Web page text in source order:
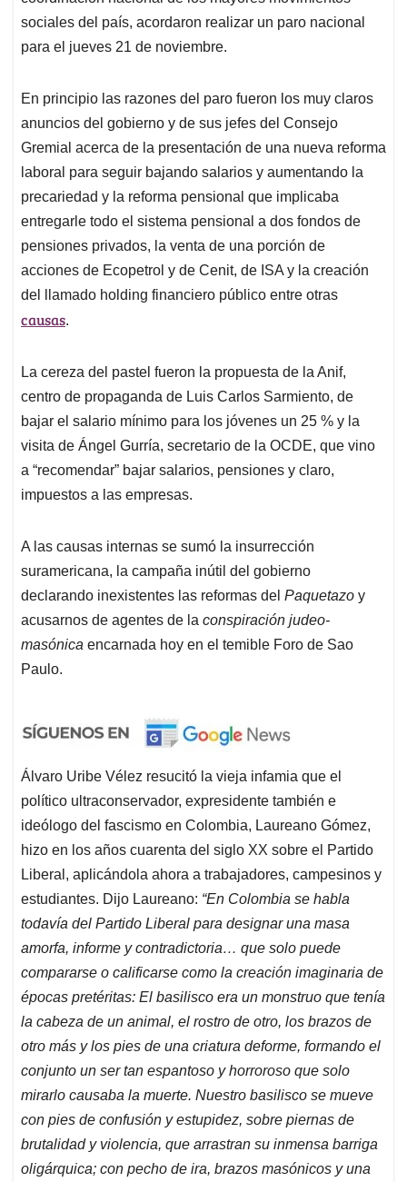
sociales del país, acordaron realizar un paro nacional
para el jueves 21 de noviembre.
En principio las razones del paro fueron los muy claros
anuncios del gobierno y de sus jefes del Consejo
Gremial acerca de la presentación de una nueva reforma
laboral para seguir bajando salarios y aumentando la
precariedad y la reforma pensional que implicaba
entregarle todo el sistema pensional a dos fondos de
pensiones privados, la venta de una porción de
acciones de Ecopetrol y de Cenit, de ISA y la creación
del llamado holding financiero público entre otras
causas.
La cereza del pastel fueron la propuesta de la Anif,
centro de propaganda de Luis Carlos Sarmiento, de
bajar el salario mínimo para los jóvenes un 25 % y la
visita de Ángel Gurría, secretario de la OCDE, que vino
a “recomendar” bajar salarios, pensiones y claro,
impuestos a las empresas.
A las causas internas se sumó la insurrección
suramericana, la campaña inútil del gobierno
declarando inexistentes las reformas del Paquetazo y
acusarnos de agentes de la conspiración judeo-
masónica encarnada hoy en el temible Foro de Sao
Paulo.
Álvaro Uribe Vélez resucitó la vieja infamia que el
político ultraconservador, expresidente también e
ideólogo del fascismo en Colombia, Laureano Gómez,
hizo en los años cuarenta del siglo XX sobre el Partido
Liberal, aplicándola ahora a trabajadores, campesinos y
estudiantes. Dijo Laureano: “En Colombia se habla
todavía del Partido Liberal para designar una masa
amorfa, informe y contradictoria… que solo puede
compararse o calificarse como la creación imaginaria de
épocas pretéritas: El basilisco era un monstruo que tenía
la cabeza de un animal, el rostro de otro, los brazos de
otro más y los pies de una criatura deforme, formando el
conjunto un ser tan espantoso y horroroso que solo
mirarlo causaba la muerte. Nuestro basilisco se mueve
con pies de confusión y estupidez, sobre piernas de
brutalidad y violencia, que arrastran su inmensa barriga
oligárquica; con pecho de ira, brazos masónicos y una